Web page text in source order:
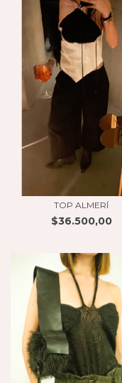
TOP ALMERÍ
$36.500,00